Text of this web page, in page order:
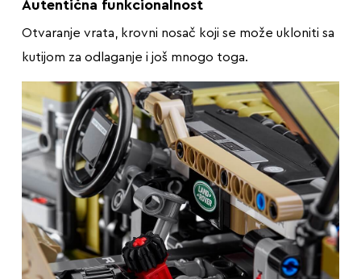
Autentična funkcionalnost
Otvaranje vrata, krovni nosač koji se može ukloniti sa
kutijom za odlaganje i još mnogo toga.